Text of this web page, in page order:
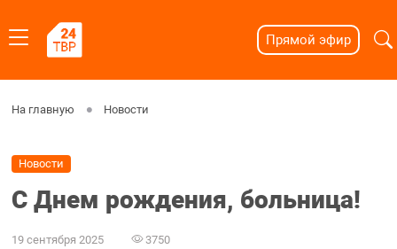
Прямой эфир
На главную Новости
Новости
С Днем рождения, больница!
19 сентября 2025 3750